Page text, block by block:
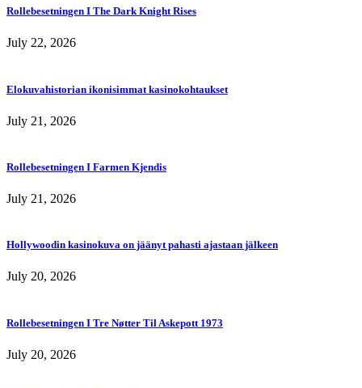
Rollebesetningen I The Dark Knight Rises
July 22, 2026
Elokuvahistorian ikonisimmat kasinokohtaukset
July 21, 2026
Rollebesetningen I Farmen Kjendis
July 21, 2026
Hollywoodin kasinokuva on jäänyt pahasti ajastaan jälkeen
July 20, 2026
Rollebesetningen I Tre Nøtter Til Askepott 1973
July 20, 2026